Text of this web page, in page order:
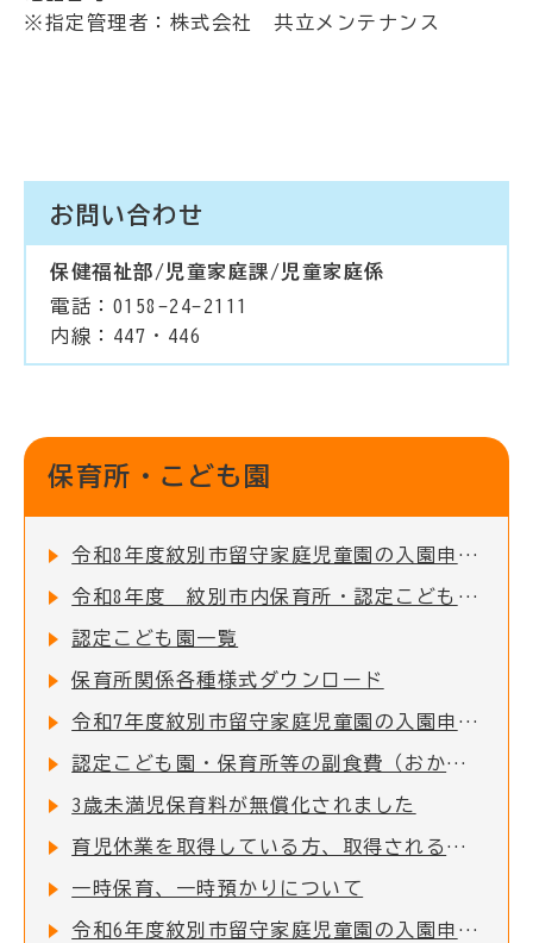
※指定管理者：株式会社 共立メンテナンス
お問い合わせ
保健福祉部/児童家庭課/児童家庭係
電話：0158-24-2111
内線：447・446
保育所・こども園
令和8年度紋別市留守家庭児童園の入園申込受付を開始しました！
令和8年度 紋別市内保育所・認定こども園 入所児童募集のお知らせ
認定こども園一覧
保育所関係各種様式ダウンロード
令和7年度紋別市留守家庭児童園の入園申込受付を開始しました！
認定こども園・保育所等の副食費（おかず代・おやつ代）を助成します
3歳未満児保育料が無償化されました
育児休業を取得している方、取得される方について
一時保育、一時預かりについて
令和6年度紋別市留守家庭児童園の入園申込受付を開始しました！